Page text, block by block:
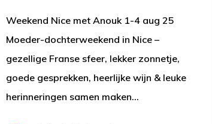
Weekend Nice met Anouk 1-4 aug 25
Moeder-dochterweekend in Nice –
gezellige Franse sfeer, lekker zonnetje,
goede gesprekken, heerlijke wijn & leuke
herinneringen samen maken…